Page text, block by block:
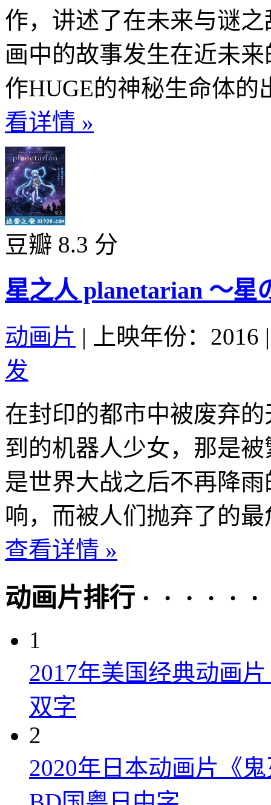
作，讲述了在未来与谜
画中的故事发生在近未
作HUGE的神秘生命体
看详情 »
豆瓣 8.3 分
星之人 planetarian ～星
动画片 | 上映年份：2016 |
发
在封印的都市中被废弃
到的机器人少女，那是
是世界大战之后不再降
响，而被人们抛弃了的
查看详情 »
动画片排行 · · · · · ·
1
2017年美国经典动画
双字
2
2020年日本动画片《